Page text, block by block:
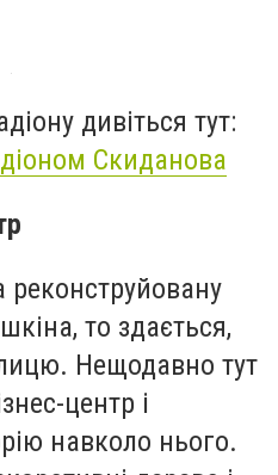
дивіться тут:
Скиданова
то здається,
Нещодавно тут
центр і
навколо нього.